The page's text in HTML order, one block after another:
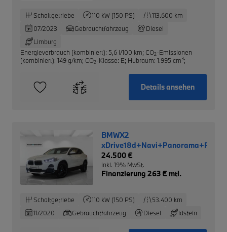
Schaltgetriebe 110 kW (150 PS)
113.600 km
07/2023
Gebrauchtfahrzeug
Diesel
Limburg
Energieverbrauch (kombiniert): 5,6 l/100 km; CO2-Emissionen
(kombiniert): 149 g/km; CO2-Klasse: E; Hubraum: 1.995 cm3;
Details ansehen
BMWX2
24.500 €
inkl. 19% MwSt.
Finanzierung 263 € mtl.
Schaltgetriebe 110 kW (150 PS)
53.400 km
11/2020
Gebrauchtfahrzeug Diesel Idstein